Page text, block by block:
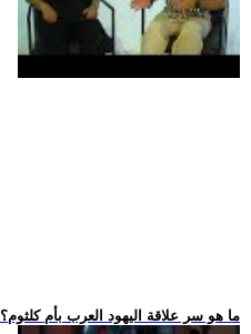
.. ما هو سر علاقة اليهود العرب بأم كلثوم؟